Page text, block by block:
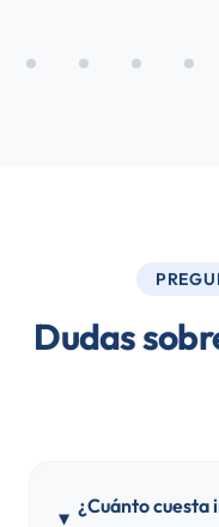
Dudas
¿Cuánto cuesta